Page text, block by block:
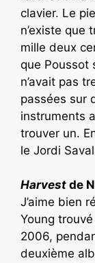
clavier. Le
n’existe que
mille deux
que Poussot
n’avait pas
passées sur
instruments
trouver un.
le Jordi
Harvest de
J’aime bien
Young
2006,
deuxième